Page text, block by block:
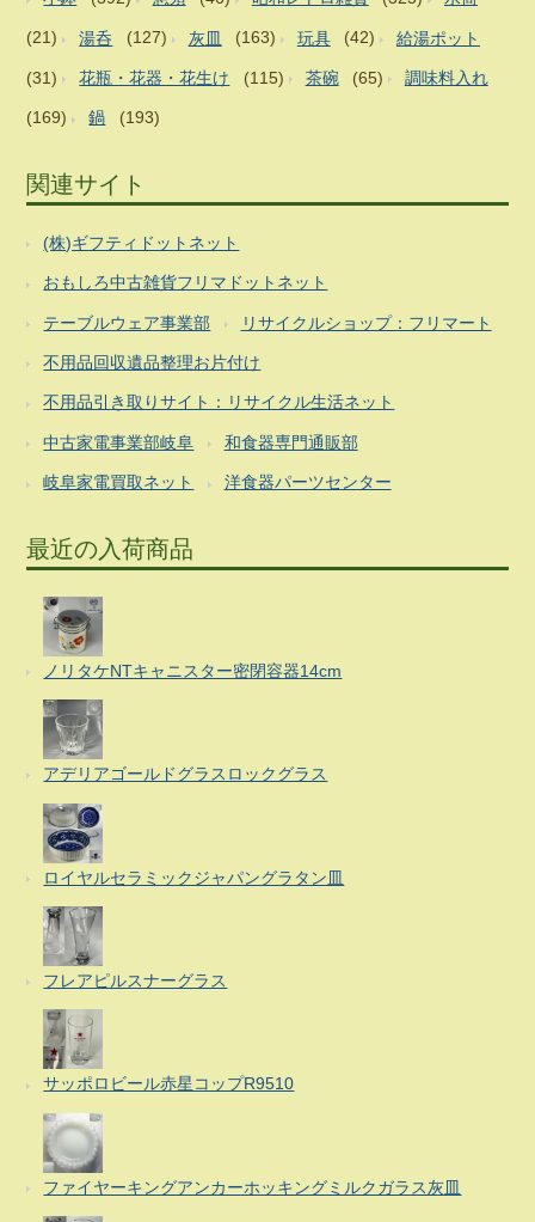
(21) 湯呑 (127) 灰皿 (163) 玩具 (42) 給湯ポット
(31) 花瓶・花器・花生け (115) 茶碗 (65) 調味料入れ
(169) 鍋 (193)
関連サイト
(株)ギフティドットネット
おもしろ中古雑貨フリマドットネット
テーブルウェア事業部 リサイクルショップ：フリマート
不用品回収遺品整理お片付け
不用品引き取りサイト：リサイクル生活ネット
中古家電事業部岐阜 和食器専門通販部
岐阜家電買取ネット 洋食器パーツセンター
最近の入荷商品
ノリタケNTキャニスター密閉容器14cm
アデリアゴールドグラスロックグラス
ロイヤルセラミックジャパングラタン皿
フレアピルスナーグラス
サッポロビール赤星コップR9510
ファイヤーキングアンカーホッキングミルクガラス灰皿